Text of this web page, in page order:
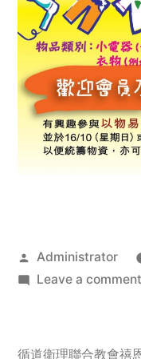
Posted
by
Administrator
Leave a comment
循道衛理聯合教會禧